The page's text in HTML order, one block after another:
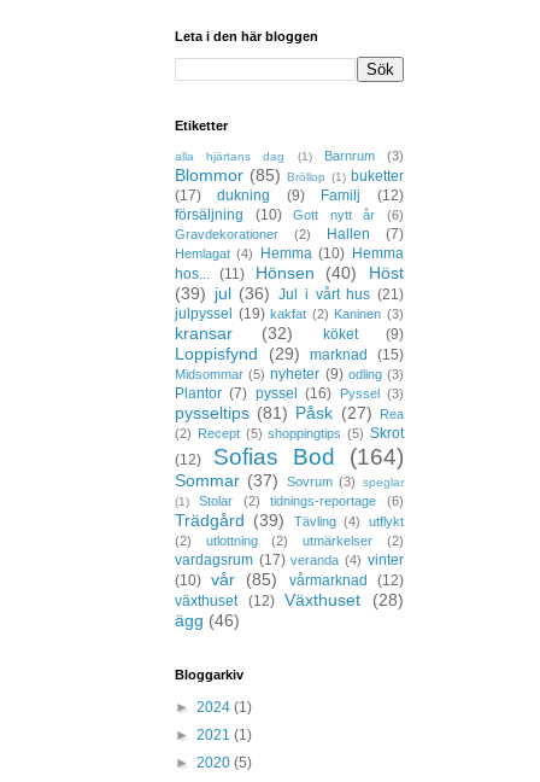
Leta i den här bloggen
Etiketter
alla hjärtans dag (1) Barnrum (3)
Blommor (85) Bröllop (1) buketter
(17)
dukning (9) Familj
(12)
försäljning
(10) Gott nytt år
(6)
Gravdekorationer
(2) Hallen (7)
Hemlagat (4) Hemma (10) Hemma
hos...
(11) Hönsen (40)
Höst
(39) jul (36) Jul i vårt hus (21)
julpyssel
(19) kakfat (2) Kaninen (3)
kransar (32) köket (9)
Loppisfynd (29) marknad (15)
Midsommar (5) nyheter (9) odling (3)
Plantor (7) pyssel (16) Pyssel (3)
pysseltips (81) Påsk (27)
Rea
(2) Recept (5) shoppingtips (5) Skrot
(12)
Sofias Bod (164)
Sommar (37) Sovrum (3)
speglar
(1)
Stolar (2) tidnings-reportage (6)
Trädgård (39) Tävling (4)
utflykt
(2)
utlottning (2) utmärkelser (2)
vardagsrum (17) veranda (4) vinter
(10) vår (85) vårmarknad
(12)
växthuset
(12) Växthuset
(28)
ägg (46)
Bloggarkiv
► 2024 (1)
► 2021 (1)
► 2020 (5)